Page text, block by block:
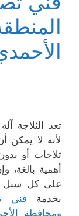
تعد الثلاجة
لأنه لا يمكن
ثلاجات أو
أهمية
على كل سبل
بخدمة فني
ومحافظة